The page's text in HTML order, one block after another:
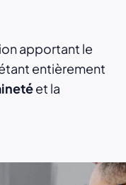
apportant le
entièrement
et la